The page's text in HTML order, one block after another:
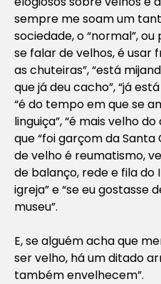
sempre me soam um
sociedade, o “normal”,
se falar de velhos, é usar
as chuteiras”, “está
que já deu cacho”, “já
“é do tempo em que se
linguiça”, “é mais velho
que “foi garçom da Santa
de velho é reumatismo,
de balanço, rede e fila do
igreja” e “se eu gostasse
museu”.
E, se alguém acha que
ser velho, há um ditado
também envelhecem”.